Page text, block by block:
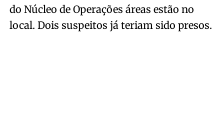
do Núcleo de Operações áreas estão no
local. Dois suspeitos já teriam sido presos.